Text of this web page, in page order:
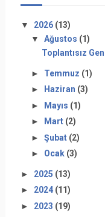
▼ 2026 (13)
▼ Ağustos (1)
Toplantısız
► Temmuz (1)
►
Haziran (3)
► Mayıs (1)
►
Mart (2)
► Şubat (2)
► Ocak (3)
► 2025 (13)
► 2024 (11)
► 2023 (19)